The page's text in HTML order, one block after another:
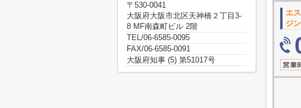
エ
ジ
〒530-0041
大阪府大阪市北区天神橋２丁目3-
8 MF南森町ビル 2階
TEL/06-6585-0095
FAX/06-6585-0091
大阪府知事 (5) 第51017号